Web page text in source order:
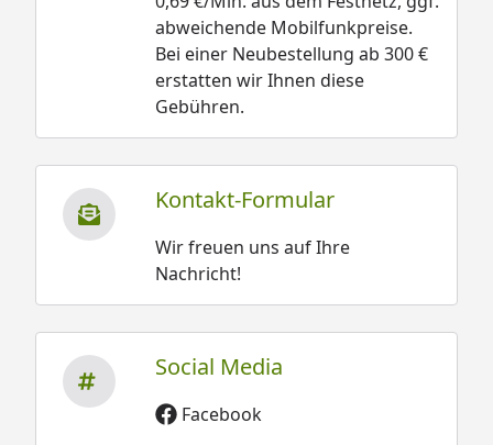
abweichende Mobilfunkpreise.
Bei einer Neubestellung ab 300 €
erstatten wir Ihnen diese
Gebühren.
Kontakt-Formular
Wir freuen uns auf Ihre
Nachricht!
Social Media
Facebook